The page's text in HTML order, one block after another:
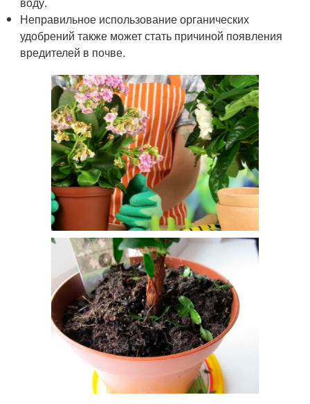
Неправильное использование органических
удобрений также может стать причиной появления
вредителей в почве.